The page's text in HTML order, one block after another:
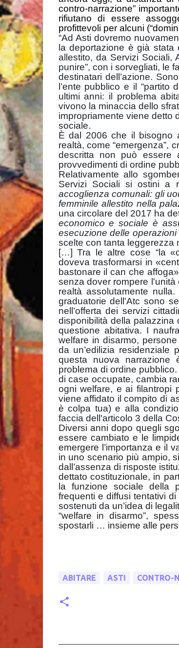
contro-narrazione”
rifiutano di essere
profittevoli per alcuni
“Ad Asti dovremo
la deportazione è già
allestito, da Servizi Sociali,
punire”, con i sorvegliati, le
destinatari dell’azione.
l’ente pubblico e il
ultimi anni: il problema
vivono la minaccia dello
impropriamente viene detto
sociale.
È dal 2006 che il bisogno
realtà, come “emergenza”,
descritta non può essere
provvedimenti di ordine
Relativamente allo
Servizi Sociali si ostini a
accoglienza comunali: gli
femminile allestito nella
una circolare del 2017 ha
economico e sociale è
esecuzione delle operazioni
scelte con tanta leggerezza
[…] Tra le altre cose “la
doveva trasformarsi in
bastonare il can che
senza dover rompere
realtà assolutamente
graduatorie dell'Atc sono
nell’offerta dei servizi
disponibilità della palazzina
questione abitativa. I
welfare in disarmo,
da un’edilizia residenziale
questa nuova
problema di ordine
di case occupate, cambia
ogni welfare, e ai filantropi
viene affidato il compito di
è colpa tua) e alla
faccia dell'articolo 3 della
Diversi anni dopo quegli
essere cambiato e le
emergere l’importanza e il
in uno scenario più ampio,
dall’assenza di risposte
dettato costituzionale, in
la funzione sociale della
frequenti e diffusi tentativi di
sostenuti da un’idea di
“welfare in disarmo”,
spostarli … insieme alle
ABITARE ASTI CONTRO-